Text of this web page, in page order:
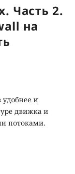
Часть 2.
на
и
движка и
потоками.